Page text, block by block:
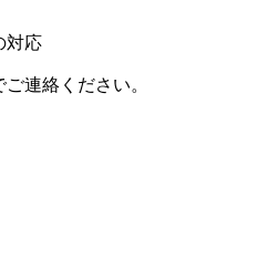
対応
連絡ください。